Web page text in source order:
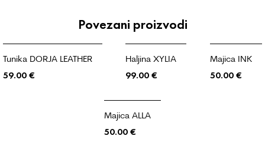
Povezani proizvodi
Tunika DORJA LEATHER
59.00 €
Haljina XYLIA
99.00€
Majica INK
50.00€
Majica ALLA
50.00 €